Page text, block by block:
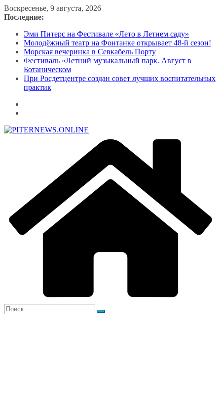
Перейти
к
Воскресенье, 9 августа, 2026
Последние:
Эми Питерс на Фестивале «Лето в Летнем саду»
Молодёжный театр на Фонтанке открывает 48-й сезон!
Морская вечеринка в Севкабель Порту
Фестиваль «Летний музыкальный парк. Август в
Ботаническом
При Росдетцентре создан совет лучших воспитательных
практик